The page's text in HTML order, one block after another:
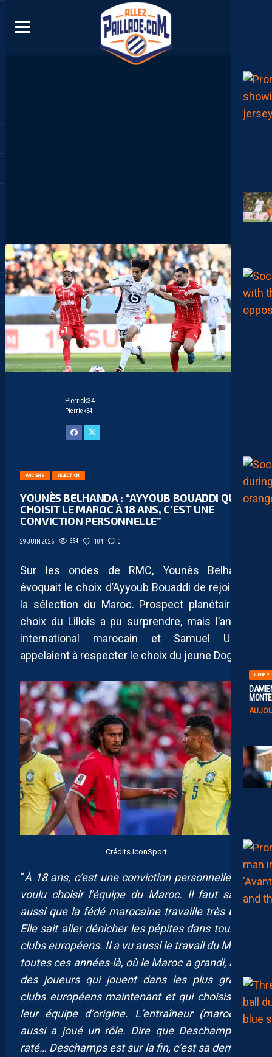
LIGUE 2
Pierrick34
Pierrick34
ANCIENS SÉLECTION
YOUNÈS BELHANDA : “AYYOUB BOUADDI QUI
CHOISIT LE MAROC À 18 ANS, C’EST UNE
CONVICTION PERSONNELLE”
29 JUIN 2026 654 104 0
Sur les ondes de RMC, Younès Belhanda
évoquait le choix d’Ayyoub Bouaddi de rejoindre
la sélection du Maroc. Prospect planétaire, le
choix du Lillois a pu surprendre, mais l’ancien
international marocain et Samuel Umtiti
appelaient à respecter le choix du jeune Dogue.
Crédits IconSport
“À 18 ans, c’est une conviction personnelle. Il a
voulu choisir l’équipe du Maroc. Il faut savoir
aussi que la fédé marocaine travaille très bien.
Elle sait aller dénicher les pépites dans tous les
clubs européens. Il a vu aussi le travail du Maroc
toutes ces années-là, où le Maroc a grandi, avec
des joueurs qui jouent dans les plus grands
clubs européens maintenant et qui choisissent
leur équipe d’origine. L’entraîneur (marocain)
aussi a joué un rôle. Dire que Deschamps l’a
raté… Deschamps est sur la fin, c’est sa dernière